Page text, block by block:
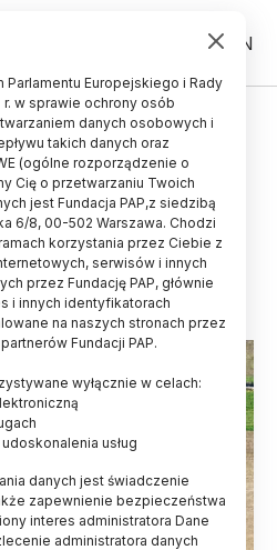
PL EN
ugorowanie
najlepszy jest
article
Europejskiego i Rady
w sprawie ochrony osób
danych osobowych i
takich danych oraz
(ogólne rozporządzenie o
Cię o przetwarzaniu Twoich
jest Fundacja PAP,z siedzibą
6/8, 00-502 Warszawa. Chodzi
korzystania przez Ciebie z
serwisów i innych
przez Fundację PAP, głównie
i innych identyfikatorach
na naszych stronach przez
Fundacji PAP.
wyłącznie w celach:
usług
danych jest świadczenie
zapewnienie bezpieczeństwa
interes administratora Dane
administratora danych